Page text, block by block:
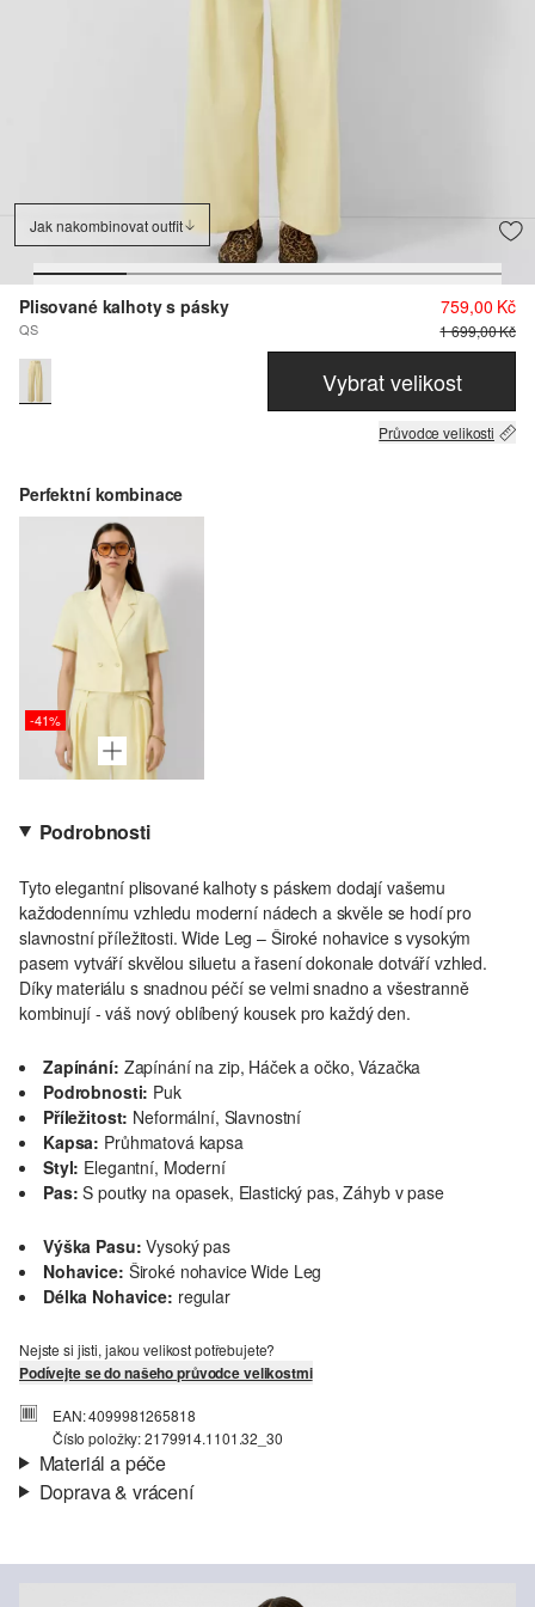
Jak nakombinovat outfit
Plisované kalhoty s pásky
QS
759,00 Kč
1 699,00 Kč
Vybrat velikost
Průvodce velikosti
Perfektní kombinace
-41%
Podrobnosti
Tyto elegantní plisované kalhoty s páskem dodají vašemu
každodennímu vzhledu moderní nádech a skvěle se hodí pro
slavnostní příležitosti. Wide Leg – Široké nohavice s vysokým
pasem vytváří skvělou siluetu a řasení dokonale dotváří vzhled.
Díky materiálu s snadnou péčí se velmi snadno a všestranně
kombinují - váš nový oblíbený kousek pro každý den.
Zapínání: Zapínání na zip, Háček a očko, Vázačka
Podrobnosti: Puk
Příležitost: Neformální, Slavnostní
Kapsa: Průhmatová kapsa
Styl: Elegantní, Moderní
Pas: S poutky na opasek, Elastický pas, Záhyb v pase
Výška Pasu: Vysoký pas
Nohavice: Široké nohavice Wide Leg
Délka Nohavice: regular
Nejste si jisti, jakou velikost potřebujete?
Podívejte se do našeho průvodce velikostmi
EAN: 4099981265818
Číslo položky: 2179914.1101.32_30
Materiál a péče
Materiál: Polyester
Doprava & vrácení